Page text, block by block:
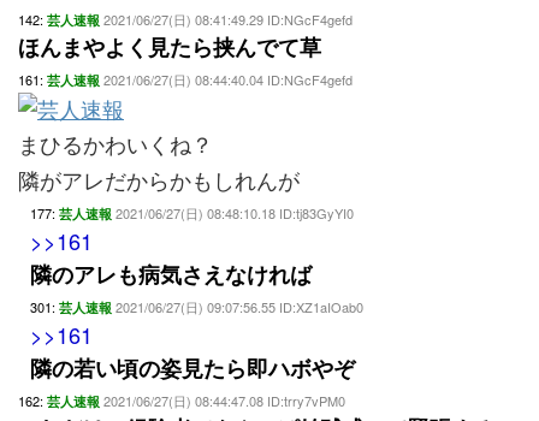
142: 芸人速報 2021/06/27(日) 08:41:49.29 ID:NGcF4gefd
ほんまやよく見たら挟んでて草
161: 芸人速報 2021/06/27(日) 08:44:40.04 ID:NGcF4gefd
まひるかわいくね？
隣がアレだからかもしれんが
177: 芸人速報 2021/06/27(日) 08:48:10.18 ID:tj83GyYI0
>>161
隣のアレも病気さえなければ
301: 芸人速報 2021/06/27(日) 09:07:56.55 ID:XZ1aIOab0
>>161
隣の若い頃の姿見たら即ハボやぞ
162: 芸人速報 2021/06/27(日) 08:44:47.08 ID:trry7vPM0